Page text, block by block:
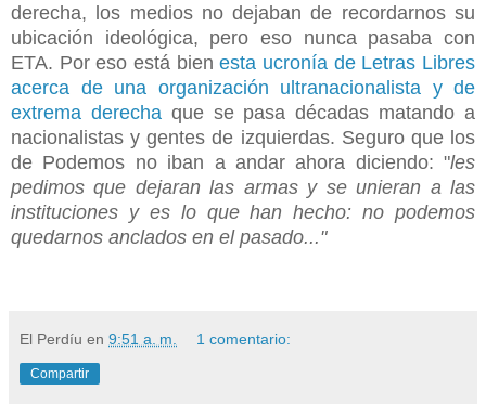
derecha, los medios no dejaban de recordarnos su
ubicación ideológica, pero eso nunca pasaba con
ETA. Por eso está bienesta ucronía de Letras Libres
acerca de una organización ultranacionalista y de
extrema derecha que se pasa décadas matando a
nacionalistas y gentes de izquierdas. Seguro que los
de Podemos no iban a andar ahora diciendo: "les
pedimos que dejaran las armas y se unieran a las
instituciones y es lo que han hecho: no podemos
quedarnos anclados en el pasado..."
El Perdíu en 9:51 a. m. 1 comentario:
Compartir